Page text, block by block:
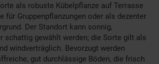
als robuste Kübelpflanze auf Terrasse
für Gruppenpflanzungen oder als dezenter
Der Standort kann sonnig,
schattig gewählt werden; die Sorte gilt als
windverträglich. Bevorzugt werden
gut durchlässige Böden, die frisch